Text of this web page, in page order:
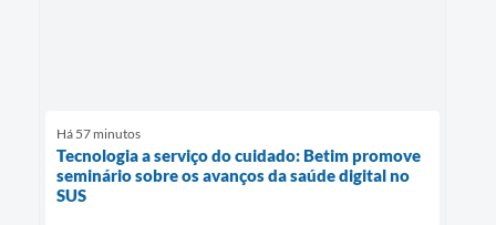
Há 57 minutos
Tecnologia a serviço do cuidado: Betim promove
seminário sobre os avanços da saúde digital no
SUS